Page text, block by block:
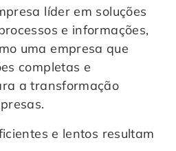
Pessoal
líder em soluções
e informações,
uma empresa que
completas e
a transformação
e lentos resultam